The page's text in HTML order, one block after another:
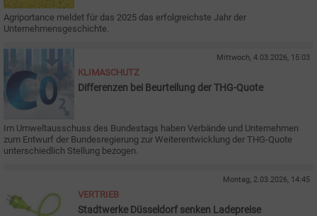
Agriportance meldet für das 2025 das erfolgreichste Jahr der
Unternehmensgeschichte.
Mittwoch, 4.03.2026, 15:03
KLIMASCHUTZ
Differenzen bei Beurteilung der THG-Quote
Im Umweltausschuss des Bundestags haben Verbände und Unternehmen
zum Entwurf der Bundesregierung zur Weiterentwicklung der THG-Quote
unterschiedlich Stellung bezogen.
Montag, 2.03.2026, 14:45
VERTRIEB
Stadtwerke Düsseldorf senken Ladepreise